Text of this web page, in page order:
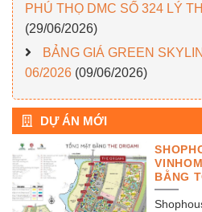
PHÚ THỌ DMC SỐ 324 LÝ
(29/06/2026)
BẢNG GIÁ GREEN
06/2026 (09/06/2026)
DỰ ÁN MỚI
BẰNG